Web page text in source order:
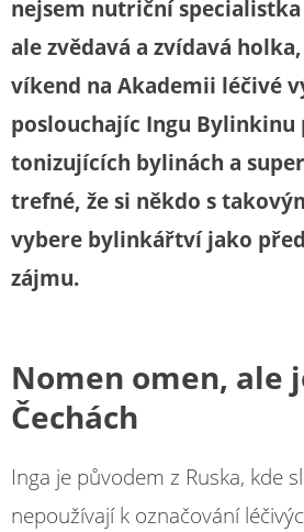
nejsem nutriční
ale zvědavá a zvídavá
víkend na Akademii léčivé
poslouchajíc Ingu Bylinkinu
tonizujících bylinách a
trefné, že si někdo s
vybere bylinkářtví jako
zájmu.
Nomen omen, ale
Čechách
Inga je původem z Ruska, kde
nepoužívají k označování